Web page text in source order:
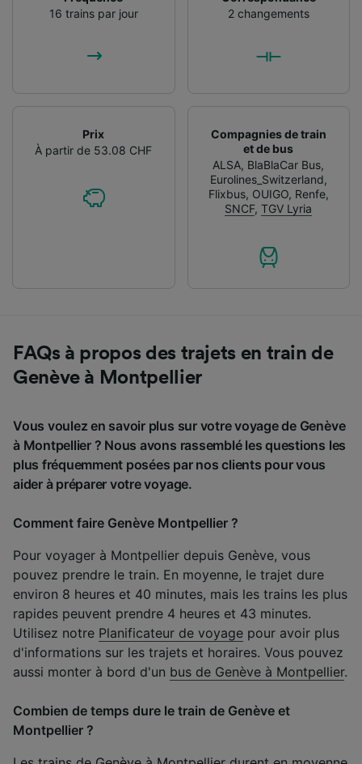
16 trains par jour
2 changements
Prix
À partir de 53.08 CHF
Compagnies de train
et de bus
ALSA, BlaBlaCar Bus,
Eurolines_Switzerland,
Flixbus, OUIGO, Renfe,
SNCF,TGV Lyria
FAQs à propos des trajets en train de
Genève à Montpellier
Vous voulez en savoir plus sur votre voyage de Genève
à Montpellier ? Nous avons rassemblé les questions les
plus fréquemment posées par nos clients pour vous
aider à préparer votre voyage.
Comment faire Genève Montpellier ?
Pour voyager à Montpellier depuis Genève, vous
pouvez prendre le train. En moyenne, le trajet dure
environ 8 heures et 40 minutes, mais les trains les plus
rapides peuvent prendre 4 heures et 43 minutes.
Utilisez notre Planificateur de voyage pour avoir plus
d'informations sur les trajets et horaires. Vous pouvez
aussi monter à bord d'un bus de Genève à Montpellier.
Combien de temps dure le train de Genève et
Montpellier ?